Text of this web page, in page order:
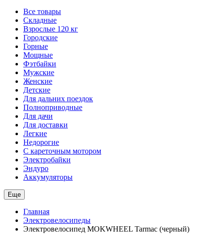
Все товары
Складные
Взрослые 120 кг
Городские
Горные
Мощные
Фэтбайки
Мужские
Женские
Детские
Для дальних поездок
Полноприводные
Для дачи
Для доставки
Легкие
Недорогие
С кареточным мотором
Электробайки
Эндуро
Аккумуляторы
Еще
Главная
Электровелосипеды
Электровелосипед MOKWHEEL Tarmac (черный)